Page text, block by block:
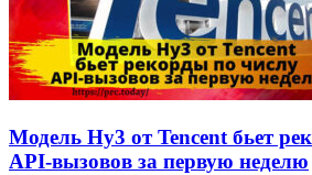
Модель Hy3 от Tencent бьет
API-вызовов за первую неделю